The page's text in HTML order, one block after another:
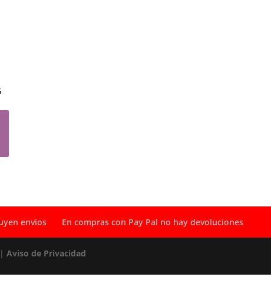
envíos En compras con Pay Pal no hay devoluciones
|Aviso de Privacidad